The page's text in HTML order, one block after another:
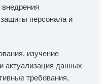
персонала и
изучение
актуализация данных
требования,